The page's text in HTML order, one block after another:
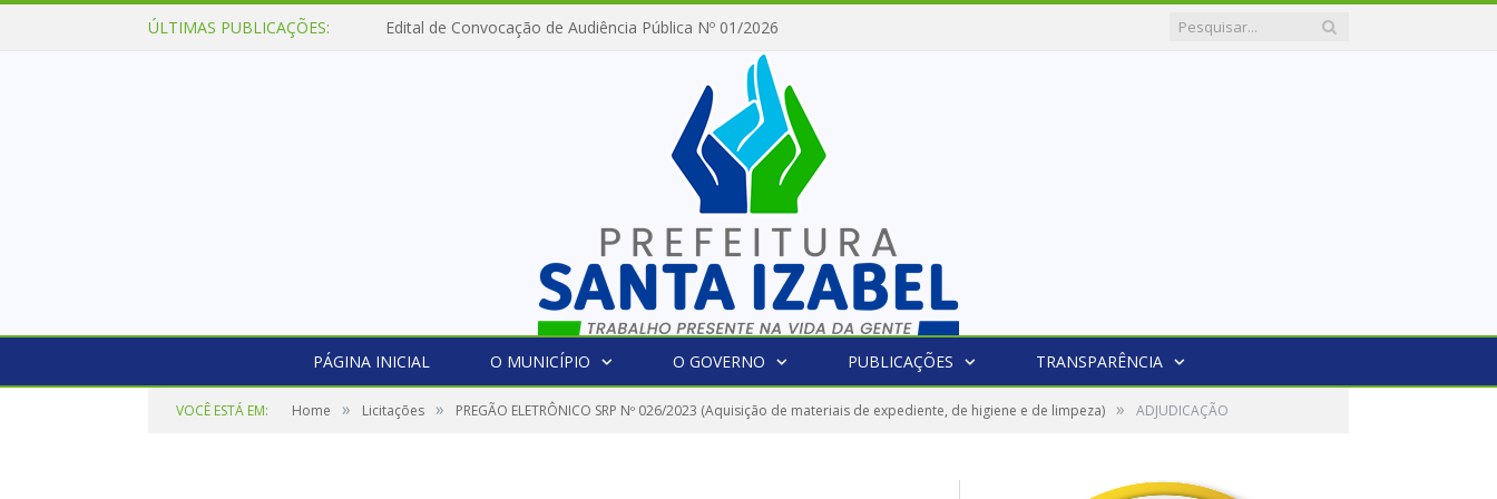
ÚLTIMAS PUBLICAÇÕES: Edital de Convocação de Audiência Pública Nº 01/2026
PÁGINA INICIAL O MUNICÍPIO O GOVERNO PUBLICAÇÕES TRANSPARÊNCIA
VOCÊ ESTÁ EM: Home » Licitações » PREGÃO ELETRÔNICO SRP Nº 026/2023 (Aquisição de materiais de expediente, de higiene e de limpeza) » ADJUDICAÇÃO